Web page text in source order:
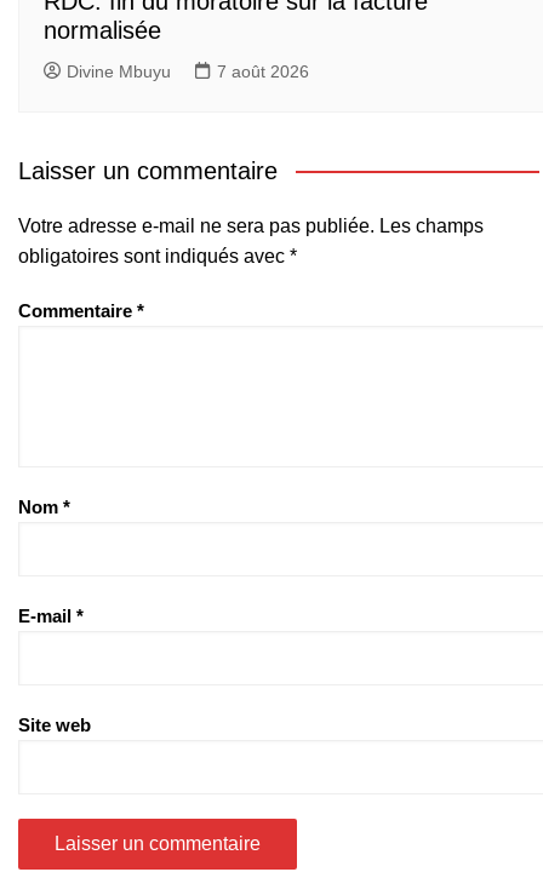
normalisée
Divine Mbuyu 7 août 2026
Laisser un commentaire
Votre adresse e-mail ne sera pas publiée. Les champs
obligatoires sont indiqués avec *
Commentaire *
Nom *
E-mail *
Site web